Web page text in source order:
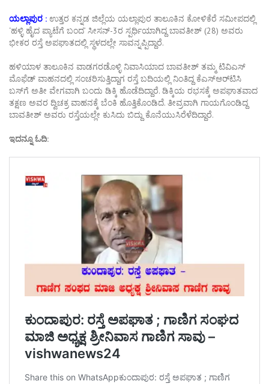
ಯಲ್ಲಾಪುರ : ಉತ್ತರ ಕನ್ನಡ ಜಿಲ್ಲೆಯ ಯಲ್ಲಾಪುರ ತಾಲೂಕಿನ ಕೋಳಿಕೆರೆ ಸಮೀಪದಲ್ಲಿ
‘ಹಳ್ಳಿ ಹೈದ ಪ್ಯಾಟೆಗೆ ಬಂದ’ ಸೀಸನ್-3ರ ಸ್ಪರ್ಧಿಯಾಗಿದ್ದ ಬಾವತೀಶ್ (28) ಅವರು
ಭೀಕರ ರಸ್ತೆ ಅಪಘಾತದಲ್ಲಿ ಸ್ಥಳದಲ್ಲೇ ಸಾವನ್ನಪ್ಪಿದ್ದಾರೆ.
ಹಳಿಯಾಳ ತಾಲೂಕಿನ ವಾಡಗರಡೊಳ್ಳಿ ನಿವಾಸಿಯಾದ ಬಾವತೀಶ್ ತಮ್ಮ ಟಿವಿಎಸ್
ಮೊಫೆಡ್ ವಾಹನದಲ್ಲಿ ಸಂಚರಿಸುತ್ತಿದ್ದಾಗ ರಸ್ತೆ ಬದಿಯಲ್ಲಿ ನಿಂತಿದ್ದ ಕೆಎಸ್‌ಆರ್‌ಟಿಸಿ
ಬಸ್‌ಗೆ ಅತೀ ವೇಗವಾಗಿ ಬಂದು ಡಿಕ್ಕಿ ಹೊಡೆದಿದ್ದಾರೆ. ಡಿಕ್ಕಿಯ ರಭಸಕ್ಕೆ ಅಪಘಾತವಾದ
ತಕ್ಷಣ ಅವರ ದ್ವಿಚಕ್ರ ವಾಹನಕ್ಕೆ ಬೆಂಕಿ ಹೊತ್ತಿಕೊಂಡಿದೆ. ತೀವ್ರವಾಗಿ ಗಾಯಗೊಂಡಿದ್ದ
ಬಾವತೀಶ್ ಅವರು ರಸ್ತೆಯಲ್ಲೇ ಕುಸಿದು ಬಿದ್ದು ಕೊನೆಯುಸಿರೆಳೆದಿದ್ದಾರೆ.
ಇದನ್ನೂ ಓದಿ: